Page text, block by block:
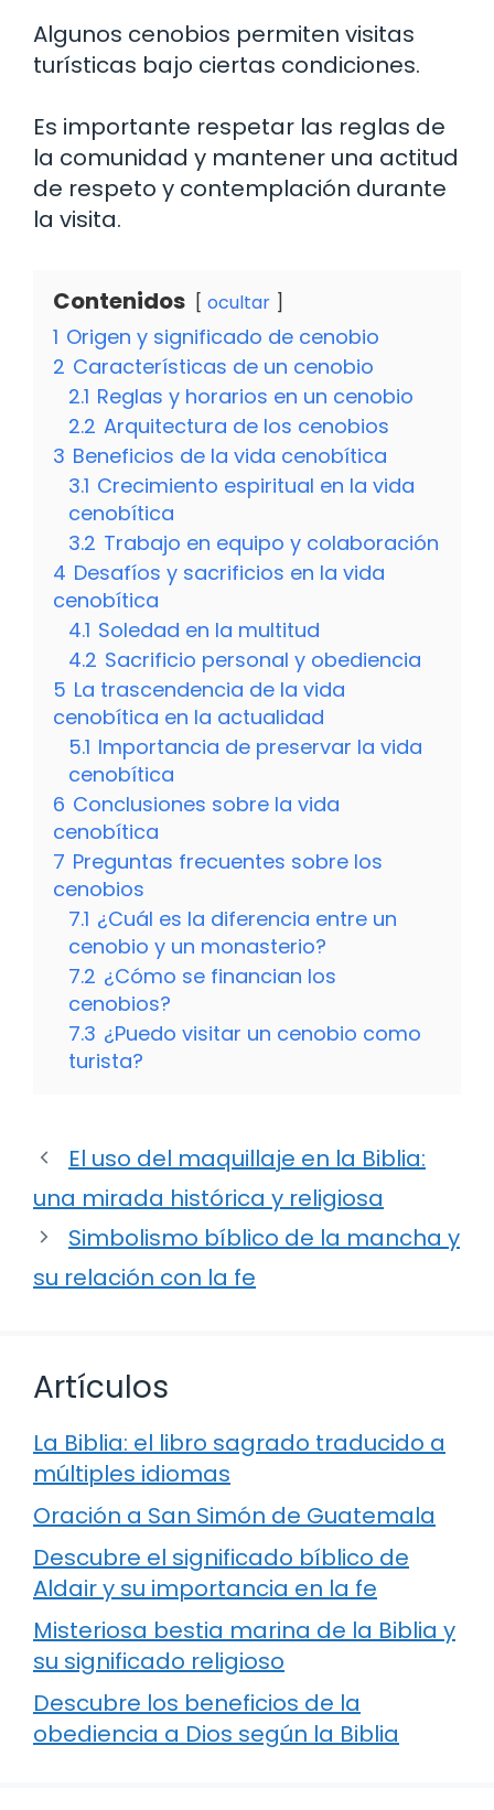
Algunos cenobios permiten visitas
turísticas bajo ciertas condiciones.
Es importante respetar las reglas de
la comunidad y mantener una actitud
de respeto y contemplación durante
la visita.
Contenidos ocultar
1 Origen y significado de cenobio
2 Características de un cenobio
2.1 Reglas y horarios en un cenobio
2.2 Arquitectura de los cenobios
3 Beneficios de la vida cenobítica
3.1 Crecimiento espiritual en la vida
cenobítica
3.2 Trabajo en equipo y colaboración
4 Desafíos y sacrificios en la vida
cenobítica
4.1 Soledad en la multitud
4.2 Sacrificio personal y obediencia
5 La trascendencia de la vida
cenobítica en la actualidad
5.1 Importancia de preservar la vida
cenobítica
6 Conclusiones sobre la vida
cenobítica
7 Preguntas frecuentes sobre los
cenobios
7.1 ¿Cuál es la diferencia entre un
cenobio y un monasterio?
7.2 ¿Cómo se financian los
cenobios?
7.3 ¿Puedo visitar un cenobio como
turista?
El uso del maquillaje en la Biblia:
una mirada histórica y religiosa
Simbolismo bíblico de la mancha y
su relación con la fe
Artículos
La Biblia: el libro sagrado traducido a
múltiples idiomas
Oración a San Simón de Guatemala
Descubre el significado bíblico de
Aldair y su importancia en la fe
Misteriosa bestia marina de la Biblia y
su significado religioso
Descubre los beneficios de la
obediencia a Dios según la Biblia